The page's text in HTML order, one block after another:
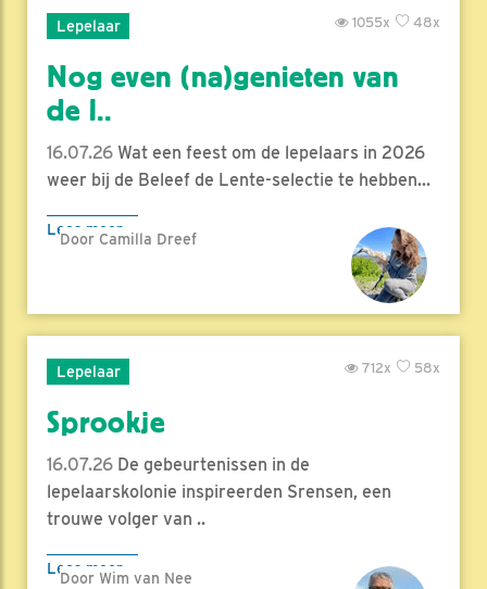
Lepelaar 48x
1055x
Nog even (na)genieten van
de l..
16.07.26 Wat een feest om de lepelaars in 2026
weer bij de Beleef de Lente-selectie te hebben...
Lees meer
Door Camilla Dreef
Lepelaar 58x
712x
Sprookje
16.07.26 De gebeurtenissen in de
lepelaarskolonie inspireerden Srensen, een
trouwe volger van ..
Lees meer
Door Wim van Nee